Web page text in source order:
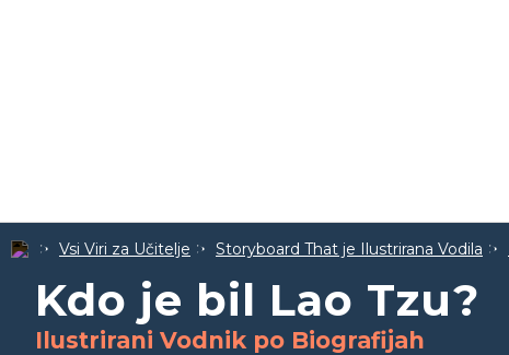
Vsi Viri za Učitelje Storyboard That je Ilustrirana Vodila
Kdo je bil Lao Tzu?
Ilustrirani Vodnik po Biografijah